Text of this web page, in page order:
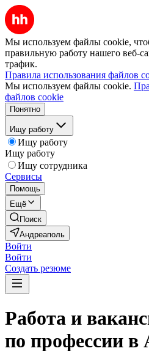
Мы используем файлы cookie,
правильную работу нашего веб-
трафик.
Правила использования файлов
Мы используем файлы cookie.
файлов cookie
Понятно
Ищу работу
Ищу работу
Ищу работу
Ищу сотрудника
Сервисы
Помощь
Ещё
Поиск
Андреаполь
Войти
Войти
Создать резюме
Работа и
по профессии в